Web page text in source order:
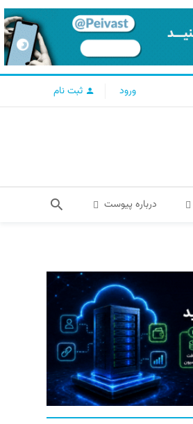
ورود ثبت نام
درباره پیوست